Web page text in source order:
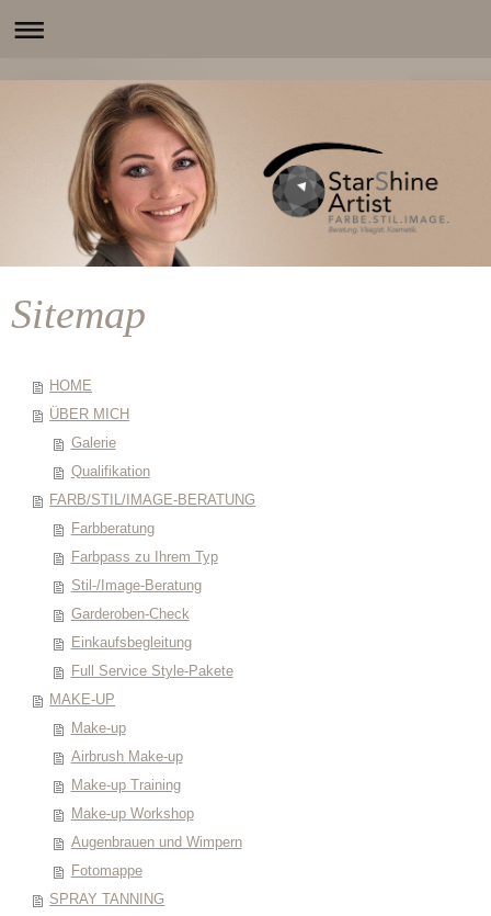
Sitemap
HOME
ÜBER MICH
Galerie
Qualifikation
FARB/STIL/IMAGE-BERATUNG
Farbberatung
Farbpass zu Ihrem Typ
Stil-/Image-Beratung
Garderoben-Check
Einkaufsbegleitung
Full Service Style-Pakete
MAKE-UP
Make-up
Airbrush Make-up
Make-up Training
Make-up Workshop
Augenbrauen und Wimpern
Fotomappe
SPRAY TANNING